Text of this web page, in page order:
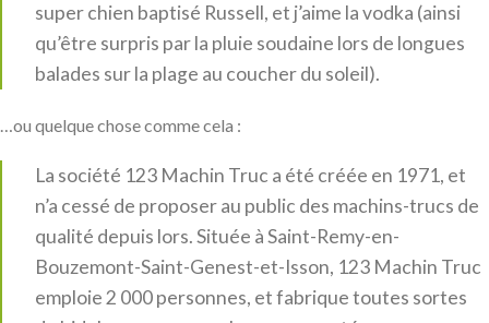
super chien baptisé Russell, et j’aime la vodka (ainsi
qu’être surpris par la pluie soudaine lors de longues
balades sur la plage au coucher du soleil).
…ou quelque chose comme cela :
La société 123 Machin Truc a été créée en 1971, et
n’a cessé de proposer au public des machins-trucs de
qualité depuis lors. Située à Saint-Remy-en-
Bouzemont-Saint-Genest-et-Isson, 123 Machin Truc
emploie 2 000 personnes, et fabrique toutes sortes